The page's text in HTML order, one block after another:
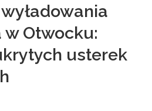
Otwocku:
usterek